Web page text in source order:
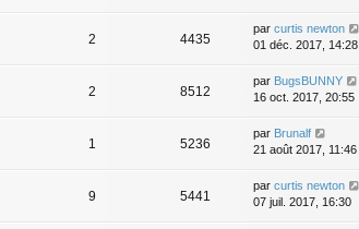
2 4435
par curtis newton
01 déc. 2017, 14:28
2 8512
par BugsBUNNY
16 oct. 2017, 20:55
1 5236
par Brunalf
21 août 2017, 11:46
9 5441
par curtis newton
07 juil. 2017, 16:30